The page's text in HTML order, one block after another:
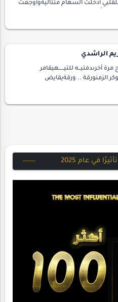
أدخلت السهام متتاليةوأوجعت
يلوملا تقل انك بالغي…
الراشدي
أخرىدفتيــه للتيـــــهيقامر
الزمنورقة .. ورقةيقايض
طاولة الشطرنجتغامر هذه